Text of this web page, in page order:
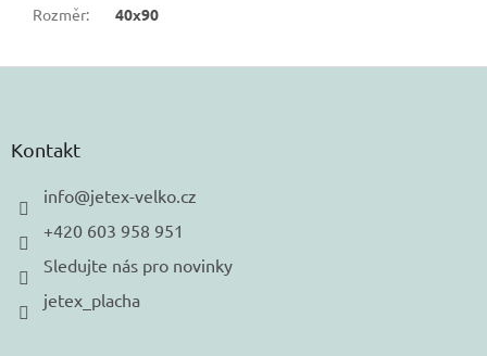
Rozměr: 40x90
Kontakt
info@jetex-velko.cz
+420 603 958 951
Sledujte nás pro novinky
jetex_placha